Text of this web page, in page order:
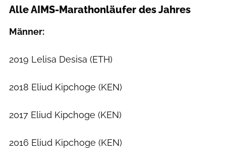
Alle AIMS-Marathonläufer des Jahres
Männer:
2019 Lelisa Desisa (ETH)
2018 Eliud Kipchoge (KEN)
2017 Eliud Kipchoge (KEN)
2016 Eliud Kipchoge (KEN)